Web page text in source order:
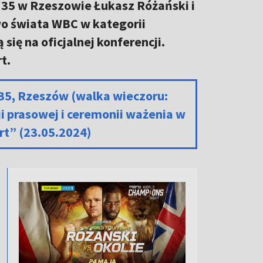
w Rzeszowie Łukasz Różański i
świata WBC w kategorii
na oficjalnej konferencji.
Rzeszów (walka wieczoru:
prasowej i ceremonii ważenia w
(23.05.2024)